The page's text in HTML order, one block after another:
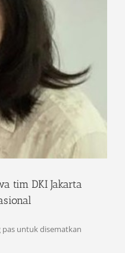
tim DKI Jakarta
pas untuk disematkan